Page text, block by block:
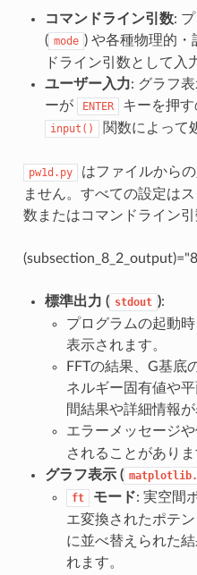
コマンドライン引数:
( mode ) や各種物理的
ドライン引数として入
ユーザー入力: グラフ
ーが
ENTER キーを押
input() 関数によって
pw1d.py
はファイルから
ません。すべての設定は
数またはコマンドライン
標準出力 ( stdout ):
プログラムの起動
表示されます。
FFTの結果、G基底
ネルギー固有値や
間結果や詳細情報が
エラーメッセージ
されることがありま
グラフ表示 (
ft モード: 実空間
エ変換されたポテ
に並べ替えられた
れます。